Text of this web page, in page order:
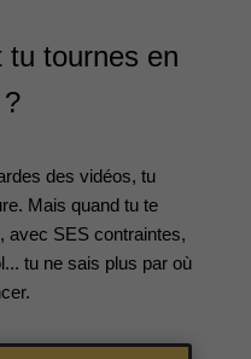
tu tournes en
des vidéos, tu
Mais quand tu te
avec SES contraintes,
tu ne sais plus par où